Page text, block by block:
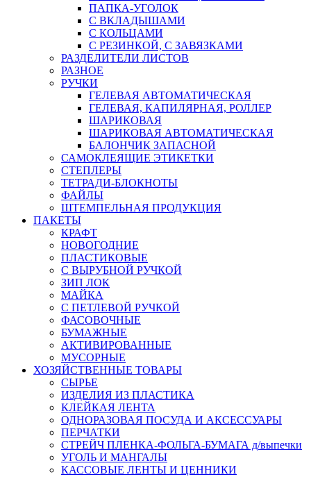
ПАПКА-УГОЛОК
С ВКЛАДЫШАМИ
С КОЛЬЦАМИ
С РЕЗИНКОЙ, С ЗАВЯЗКАМИ
РАЗДЕЛИТЕЛИ ЛИСТОВ
РАЗНОЕ
РУЧКИ
ГЕЛЕВАЯ АВТОМАТИЧЕСКАЯ
ГЕЛЕВАЯ, КАПИЛЯРНАЯ, РОЛЛЕР
ШАРИКОВАЯ
ШАРИКОВАЯ АВТОМАТИЧЕСКАЯ
БАЛОНЧИК ЗАПАСНОЙ
САМОКЛЕЯЩИЕ ЭТИКЕТКИ
СТЕПЛЕРЫ
ТЕТРАДИ-БЛОКНОТЫ
ФАЙЛЫ
ШТЕМПЕЛЬНАЯ ПРОДУКЦИЯ
ПАКЕТЫ
КРАФТ
НОВОГОДНИЕ
ПЛАСТИКОВЫЕ
С ВЫРУБНОЙ РУЧКОЙ
ЗИП ЛОК
МАЙКА
С ПЕТЛЕВОЙ РУЧКОЙ
ФАСОВОЧНЫЕ
БУМАЖНЫЕ
АКТИВИРОВАННЫЕ
МУСОРНЫЕ
ХОЗЯЙСТВЕННЫЕ ТОВАРЫ
СЫРЬЕ
ИЗДЕЛИЯ ИЗ ПЛАСТИКА
КЛЕЙКАЯ ЛЕНТА
ОДНОРАЗОВАЯ ПОСУДА И АКСЕССУАРЫ
ПЕРЧАТКИ
СТРЕЙЧ ПЛЕНКА-ФОЛЬГА-БУМАГА д/выпечки
УГОЛЬ И МАНГАЛЫ
КАССОВЫЕ ЛЕНТЫ И ЦЕННИКИ